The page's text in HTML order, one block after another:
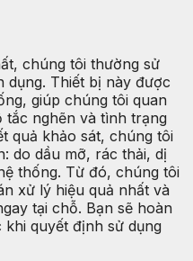
chúng tôi thường sử
dụng. Thiết bị này được
giúp chúng tôi quan
tắc nghẽn và tình trạng
quả khảo sát, chúng tôi
do dầu mỡ, rác thải, dị
thống. Từ đó, chúng tôi
xử lý hiệu quả nhất và
tại chỗ. Bạn sẽ hoàn
quyết định sử dụng